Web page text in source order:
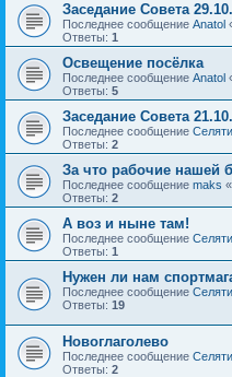
Заседание Совета
Последнее сообщение Anatol
Ответы: 1
Освещение посёлка
Последнее сообщение Anatol
Ответы: 5
Заседание Совета
Последнее сообщение
Ответы: 2
За что рабочие нашей
Последнее сообщение maks «
Ответы: 2
А воз и ныне там!
Последнее сообщение
Ответы: 1
Нужен ли нам
Последнее сообщение
Ответы: 19
Новоглаголево
Последнее сообщение
Ответы: 2